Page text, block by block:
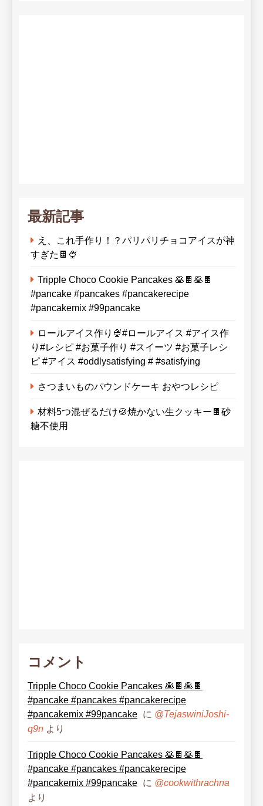
最新記事
え、これ手作り！？パリパリチョコアイスが神
すぎた🍫🍨
Tripple Choco Cookie Pancakes 🥞🍫🥞🍫
#pancake #pancakes #pancakerecipe
#pancakemix #99pancake
ロールアイス作り🍨#ロールアイス #アイス作
り#レシピ #お菓子作り #スイーツ #お菓子レシ
ピ #アイス #oddlysatisfying # #satisfying⁠
さつまいものパウンドケーキ おやつレシピ
材料5つ混ぜるだけ🍪焼かない生クッキー🍫砂
糖不使用
コメント
Tripple Choco Cookie Pancakes 🥞🍫🥞🍫
#pancake #pancakes #pancakerecipe
#pancakemix #99pancake に @TejaswiniJoshi-
q9n より
Tripple Choco Cookie Pancakes 🥞🍫🥞🍫
#pancake #pancakes #pancakerecipe
#pancakemix #99pancake に @cookwithrachna
より